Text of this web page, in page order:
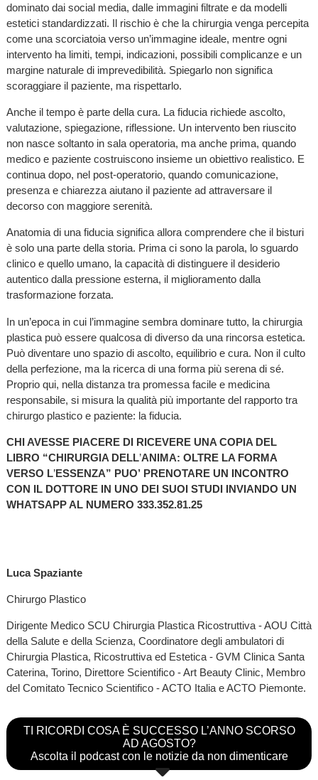
dominato dai social media, dalle immagini filtrate e da modelli
estetici standardizzati. Il rischio è che la chirurgia venga percepita
come una scorciatoia verso un’immagine ideale, mentre ogni
intervento ha limiti, tempi, indicazioni, possibili complicanze e un
margine naturale di imprevedibilità. Spiegarlo non significa
scoraggiare il paziente, ma rispettarlo.
Anche il tempo è parte della cura. La fiducia richiede ascolto,
valutazione, spiegazione, riflessione. Un intervento ben riuscito
non nasce soltanto in sala operatoria, ma anche prima, quando
medico e paziente costruiscono insieme un obiettivo realistico. E
continua dopo, nel post-operatorio, quando comunicazione,
presenza e chiarezza aiutano il paziente ad attraversare il
decorso con maggiore serenità.
Anatomia di una fiducia significa allora comprendere che il bisturi
è solo una parte della storia. Prima ci sono la parola, lo sguardo
clinico e quello umano, la capacità di distinguere il desiderio
autentico dalla pressione esterna, il miglioramento dalla
trasformazione forzata.
In un’epoca in cui l’immagine sembra dominare tutto, la chirurgia
plastica può essere qualcosa di diverso da una rincorsa estetica.
Può diventare uno spazio di ascolto, equilibrio e cura. Non il culto
della perfezione, ma la ricerca di una forma più serena di sé.
Proprio qui, nella distanza tra promessa facile e medicina
responsabile, si misura la qualità più importante del rapporto tra
chirurgo plastico e paziente: la fiducia.
CHI AVESSE PIACERE DI RICEVERE UNA COPIA DEL
LIBRO “CHIRURGIA DELL’ANIMA: OLTRE LA FORMA
VERSO L’ESSENZA” PUO’ PRENOTARE UN INCONTRO
CON IL DOTTORE IN UNO DEI SUOI STUDI INVIANDO UN
WHATSAPP AL NUMERO 333.352.81.25
Luca Spaziante
Chirurgo Plastico
Dirigente Medico SCU Chirurgia Plastica Ricostruttiva - AOU Città
della Salute e della Scienza, Coordinatore degli ambulatori di
Chirurgia Plastica, Ricostruttiva ed Estetica - GVM Clinica Santa
Caterina, Torino, Direttore Scientifico - Art Beauty Clinic, Membro
del Comitato Tecnico Scientifico - ACTO Italia e ACTO Piemonte.
TI RICORDI COSA È SUCCESSO L’ANNO SCORSO
AD AGOSTO?
Ascolta il podcast con le notizie da non dimenticare